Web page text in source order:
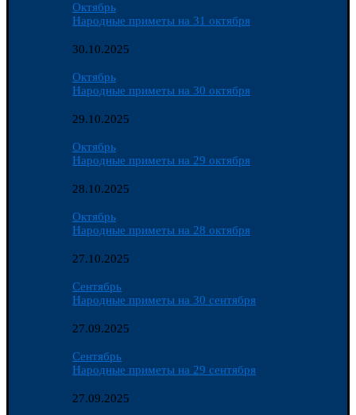
Октябрь
Народные приметы на 31 октября
30.10.2025
Октябрь
Народные приметы на 30 октября
29.10.2025
Октябрь
Народные приметы на 29 октября
28.10.2025
Октябрь
Народные приметы на 28 октября
27.10.2025
Сентябрь
Народные приметы на 30 сентября
27.09.2025
Сентябрь
Народные приметы на 29 сентября
27.09.2025